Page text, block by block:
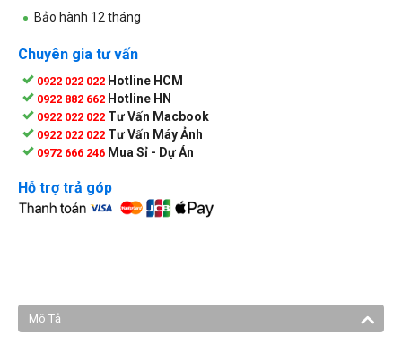
Bảo hành 12 tháng
Chuyên gia tư vấn
0922 022 022 Hotline HCM
0922 882 662 Hotline HN
0922 022 022 Tư Vấn Macbook
0922 022 022 Tư Vấn Máy Ảnh
0972 666 246 Mua Sỉ - Dự Án
Hỗ trợ trả góp
Mô Tả